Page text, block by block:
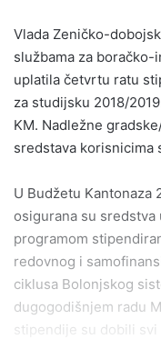
Vlada Zeničko-
službama za boračko-
uplatila četvrtu ratu
za studijsku 2018/
KM. Nadležne
sredstava korisnicima
U Budžetu Kantonaza
osigurana su
programom
redovnog i
ciklusa Bolonjskog
dugogodišnjem radu
stipendije su dobili